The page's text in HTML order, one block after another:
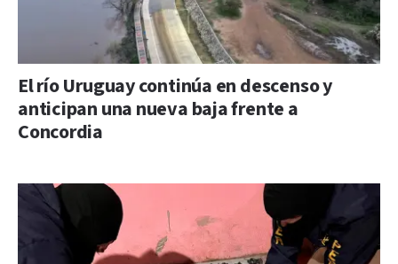
El río Uruguay continúa en descenso y
anticipan una nueva baja frente a
Concordia